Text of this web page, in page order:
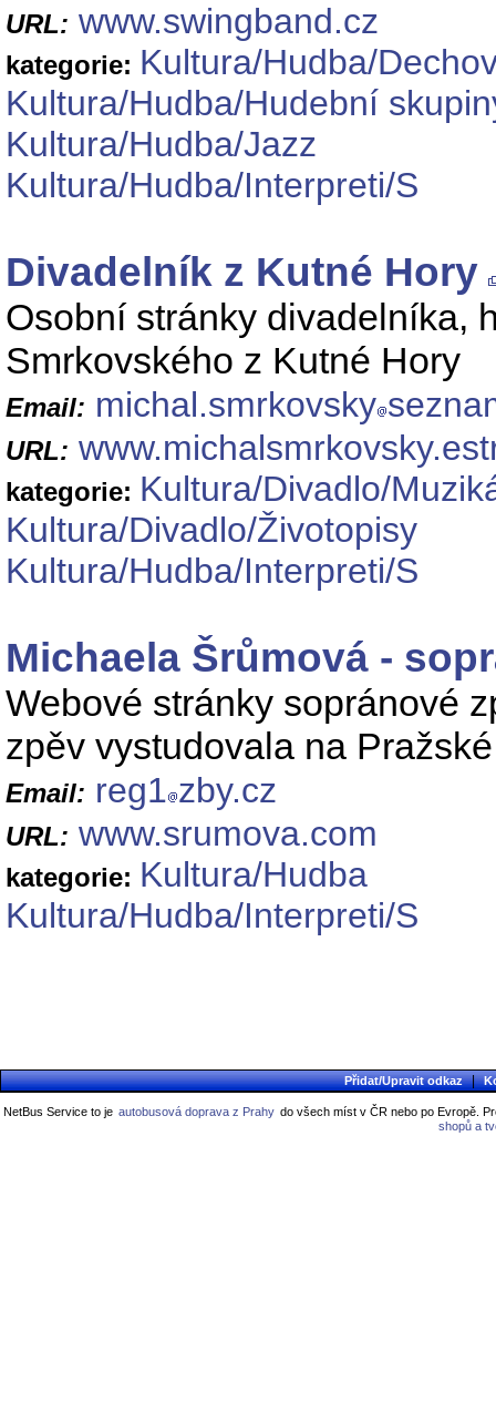
URL: www.swingband.cz
kategorie: Kultura/Hudba/
Kultura/Hudba/Hudební
Kultura/Hudba/Jazz
Kultura/Hudba/Interpreti/S
Divadelník z Kutné Hory
Osobní stránky divadelníka,
Smrkovského z Kutné Hory
Email: michal.smrkovsky
URL:
kategorie: Kultura/Divadlo/
Kultura/Divadlo/Životopisy
Kultura/Hudba/Interpreti/S
Michaela Šrůmová -
Webové stránky sopránové
zpěv vystudovala na
Email: reg1 zby.cz
URL: www.srumova.com
kategorie: Kultura/Hudba
Kultura/Hudba/Interpreti/S
Přidat/Upravit odkaz |
NetBus Service to je autobusová doprava z Prahy do všech míst v ČR nebo po Evropě.
shopů a